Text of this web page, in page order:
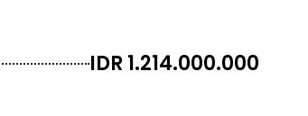
IDR 1.214.000.000